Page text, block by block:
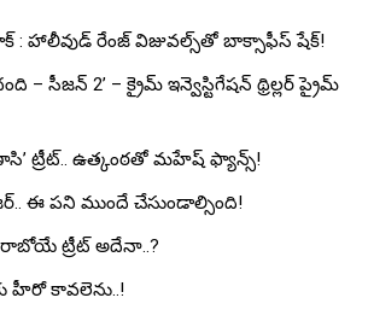
: హాలీవుడ్ రేంజ్ విజువల్స్‌తో బాక్సాఫీస్ షేక్!
– సీజన్ 2’ – క్రైమ్ ఇన్వెస్టిగేషన్ థ్రిల్లర్ ప్రైమ్
ట్రీట్.. ఉత్కంఠతో మహేష్ ఫ్యాన్స్!
ఈ పని ముందే చేసుండాల్సింది!
రాబోయే ట్రీట్ అదేనా..?
హీరో కావలెను..!